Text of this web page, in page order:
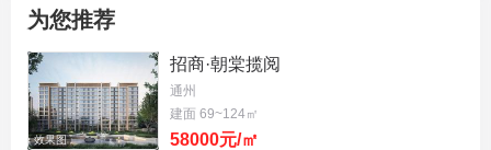
再说产品，项目为11-13层洋房类改善产品，在售户
型为130、140、150平三居、200平四居，均价3.8
万/平，总价490万起，非常符合现在的多口家庭，户
型全部南北通透，居住舒适度非常高。
为您推荐
效果图
招商·朝棠揽阅
通州
建面 69~124㎡
58000元/㎡